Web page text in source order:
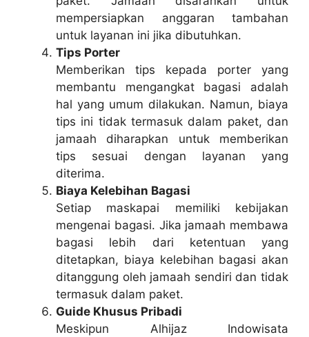
mempersiapkan anggaran tambahan
untuk layanan ini jika dibutuhkan.
Tips Porter
Memberikan tips kepada porter yang
membantu mengangkat bagasi adalah
hal yang umum dilakukan. Namun, biaya
tips ini tidak termasuk dalam paket, dan
jamaah diharapkan untuk memberikan
tips sesuai dengan layanan yang
diterima.
Biaya Kelebihan Bagasi
Setiap maskapai memiliki kebijakan
mengenai bagasi. Jika jamaah membawa
bagasi lebih dari ketentuan yang
ditetapkan, biaya kelebihan bagasi akan
ditanggung oleh jamaah sendiri dan tidak
termasuk dalam paket.
Guide Khusus Pribadi
Meskipun Alhijaz Indowisata